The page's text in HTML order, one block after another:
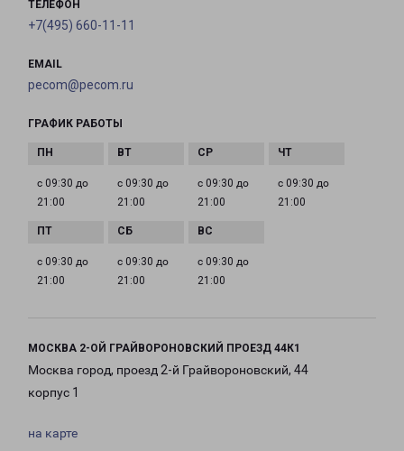
ТЕЛЕФОН
+7(495) 660-11-11
EMAIL
pecom@pecom.ru
ГРАФИК РАБОТЫ
с 09:30 до
21:00
с 09:30 до
21:00
с 09:30 до
21:00
с 09:30 до
21:00
с 09:30 до
21:00
с 09:30 до
21:00
с 09:30 до
21:00
МОСКВА 2-ОЙ ГРАЙВОРОНОВСКИЙ ПРОЕЗД 44К1
Москва город, проезд 2-й Грайвороновский, 44
корпус 1
на карте